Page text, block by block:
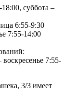
суббота –
6:55-9:30
7:55-14:00
7:55-
3/3 имеет